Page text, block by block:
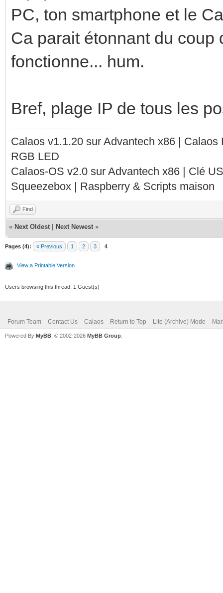
PC, ton smartphone et le
Ca parait étonnant du
fonctionne... hum.
Bref, plage IP de tous les
Calaos v1.1.20 sur Advantech x86 |
RGB LED
Calaos-OS v2.0 sur Advantech x86 | Clé
Squeezebox | Raspberry & Scripts maison
Find
« Next Oldest Next Newest »
Pages (4): « Previous 1 2 3 4
View a Printable Version
Users browsing this thread: 1 Guest(s)
Forum Team Contact Us Calaos Return to Top Lite (Archive) Mode
Powered By MyBB , © 2002-2026 MyBB Group